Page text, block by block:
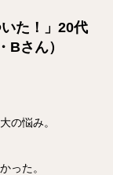
た！」20代
Bさん）
の悩み。
った。